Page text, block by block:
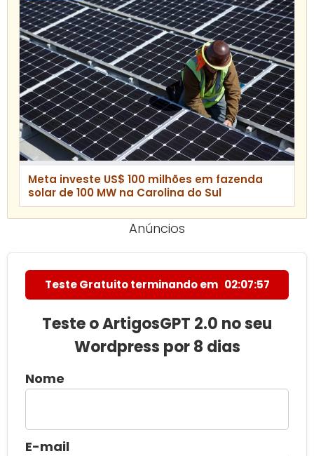
Meta investe US$ 100 milhões em fazenda
solar de 100 MW na Carolina do Sul
Anúncios
Teste Gratuito terminando em 02:07:56
Teste o ArtigosGPT 2.0 no seu
Wordpress por 8 dias
Nome
E-mail